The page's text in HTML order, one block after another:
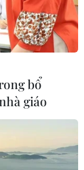
bổ
giáo